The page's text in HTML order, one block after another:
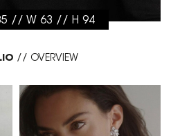
// W 63 // H 94
// OVERVIEW